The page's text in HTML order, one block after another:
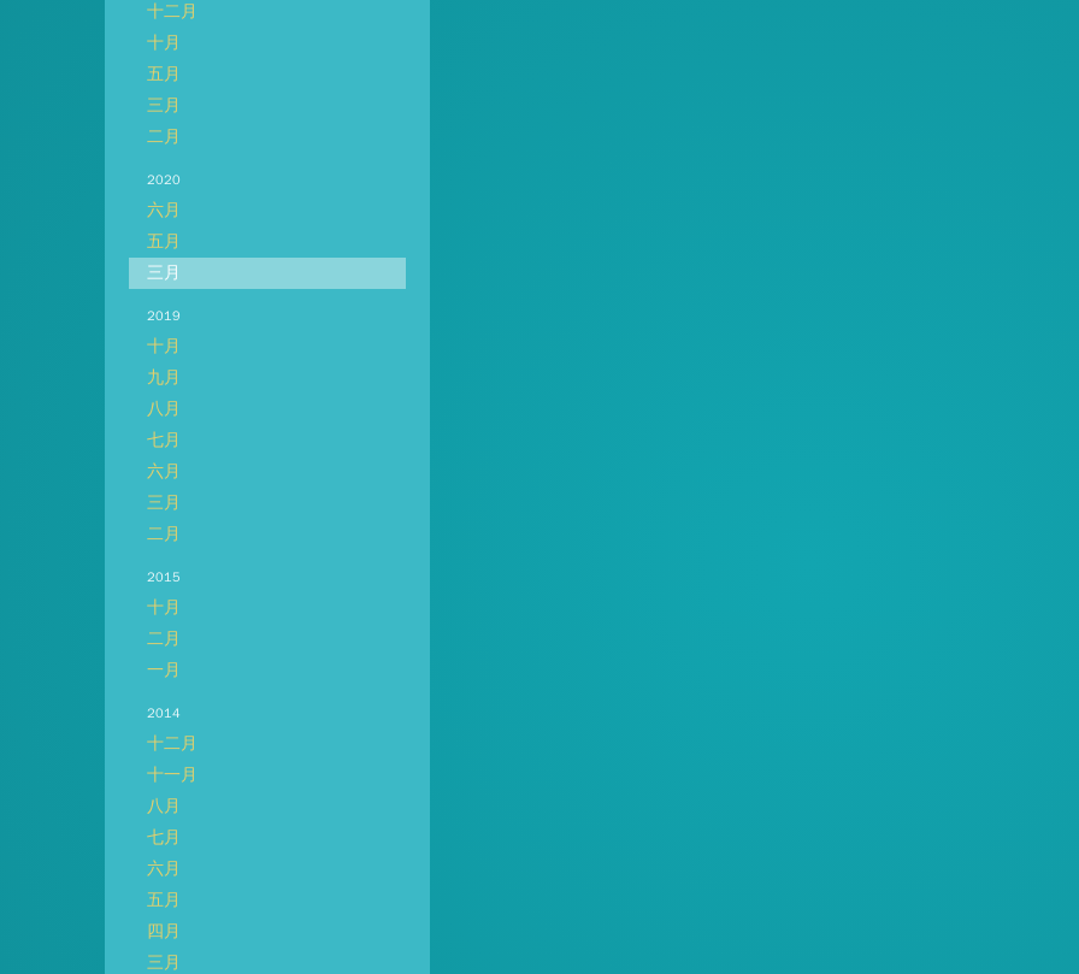
十二月
十月
五月
三月
二月
2020
六月
五月
三月
2019
十月
九月
八月
七月
六月
三月
二月
2015
十月
二月
一月
2014
十二月
十一月
八月
七月
六月
五月
四月
三月